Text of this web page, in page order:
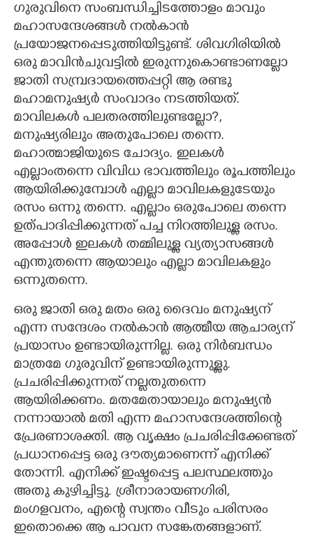
ഗുരുവിനെ സംബന്ധിച്ചിടത്തോളം മാവും
മഹാസന്ദേശങ്ങൾ നൽകാൻ
പ്രയോജനപ്പെടുത്തിയിട്ടുണ്ട്. ശിവഗിരിയിൽ
ഒരു മാവിൻചുവട്ടിൽ ഇരുന്നുകൊണ്ടാണല്ലോ
ജാതി സമ്പ്രദായത്തെപ്പറ്റി ആ രണ്ടു
മഹാമനുഷ്യർ സംവാദം നടത്തിയത്.
മാവിലകൾ പലതരത്തിലുണ്ടല്ലോ?,
മനുഷ്യരിലും അതുപോലെ തന്നെ.
മഹാത്മാജിയുടെ ചോദ്യം. ഇലകൾ
എല്ലാംതന്നെ വിവിധ ഭാവത്തിലും രൂപത്തിലും
ആയിരിക്കുമ്പോൾ എല്ലാ മാവിലകളുടേയും
രസം ഒന്നു തന്നെ. എല്ലാം ഒരുപോലെ തന്നെ
ഉത്പാദിപ്പിക്കുന്നത് പച്ച നിറത്തിലുള്ള രസം.
അപ്പോൾ ഇലകൾ തമ്മിലുള്ള വ്യത്യാസങ്ങൾ
എന്തുതന്നെ ആയാലും എല്ലാ മാവിലകളും
ഒന്നുതന്നെ.
ഒരു ജാതി ഒരു മതം ഒരു ദൈവം മനുഷ്യന്
എന്ന സന്ദേശം നൽകാൻ ആത്മീയ ആചാര്യന്
പ്രയാസം ഉണ്ടായിരുന്നില്ല. ഒരു നിർബന്ധം
മാത്രമേ ഗുരുവിന് ഉണ്ടായിരുന്നുള്ളു.
പ്രചരിപ്പിക്കുന്നത് നല്ലതുതന്നെ
ആയിരിക്കണം. മതമേതായാലും മനുഷ്യൻ
നന്നായാൽ മതി എന്ന മഹാസന്ദേശത്തിന്റെ
പ്രേരണാശക്തി. ആ വൃക്ഷം പ്രചരിപ്പിക്കേണ്ടത്
പ്രധാനപ്പെട്ട ഒരു ദൗത്യമാണെന്ന് എനിക്ക്
തോന്നി. എനിക്ക് ഇഷ്ടപ്പെട്ട പലസ്ഥലത്തും
അതു കുഴിച്ചിട്ടു. ശ്രീനാരായണഗിരി,
മംഗളവനം,​ എന്റെ സ്വന്തം വീടും പരിസരം
ഇതൊക്കെ ആ പാവന സങ്കേതങ്ങളാണ്.